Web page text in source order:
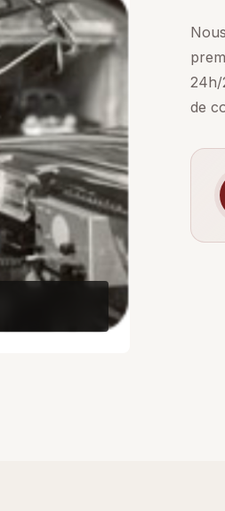
24h/
de